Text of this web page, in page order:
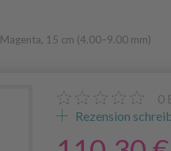
15 cm (4.00–9.00 mm)
0
Rezension